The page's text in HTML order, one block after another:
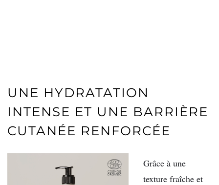
UNE HYDRATATION
INTENSE ET UNE BARRIÈRE
CUTANÉE RENFORCÉE
Grâce à une
texture fraîche et